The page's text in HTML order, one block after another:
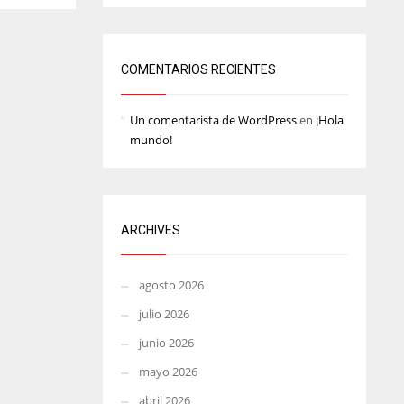
COMENTARIOS RECIENTES
Un comentarista de WordPressen ¡Hola
mundo!
ARCHIVES
agosto 2026
julio 2026
junio 2026
mayo 2026
abril 2026